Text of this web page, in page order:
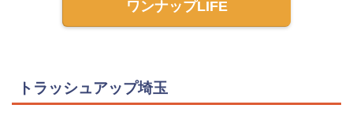
ワンナップLIFE
トラッシュアップ埼玉